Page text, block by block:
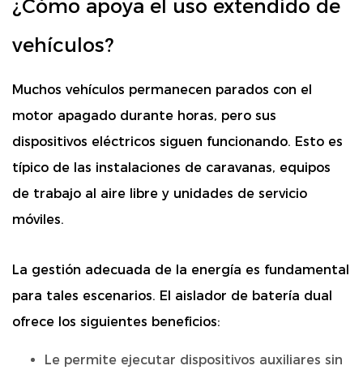
¿Cómo apoya el uso extendido de
vehículos?
Muchos vehículos permanecen parados con el
motor apagado durante horas, pero sus
dispositivos eléctricos siguen funcionando. Esto es
típico de las instalaciones de caravanas, equipos
de trabajo al aire libre y unidades de servicio
móviles.
La gestión adecuada de la energía es fundamental
para tales escenarios. El aislador de batería dual
ofrece los siguientes beneficios:
Le permite ejecutar dispositivos auxiliares sin